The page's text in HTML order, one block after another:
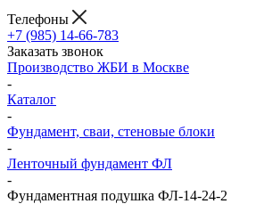
Телефоны
+7 (985) 14-66-783
Заказать звонок
Производство ЖБИ в Москве
-
Каталог
-
Фундамент, сваи, стеновые блоки
-
Ленточный фундамент ФЛ
-
Фундаментная подушка ФЛ-14-24-2